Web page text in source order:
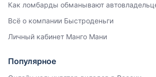
Как ломбарды обманывают
Всё о компании Быстроденьги
Личный кабинет Манго Мани
Популярное